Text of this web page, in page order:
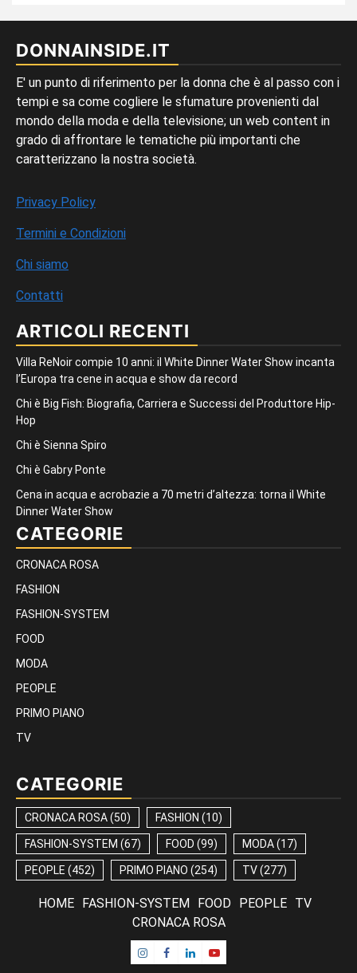
DONNAINSIDE.IT
E' un punto di riferimento per la donna che è al passo con i
tempi e sa come cogliere le sfumature provenienti dal
mondo della moda e della televisione; un web content in
grado di affrontare le tematiche più importanti che
caratterizzano la nostra società.
Privacy Policy
Termini e Condizioni
Chi siamo
Contatti
ARTICOLI RECENTI
Villa ReNoir compie 10 anni: il White Dinner Water Show incanta
l’Europa tra cene in acqua e show da record
Chi è Big Fish: Biografia, Carriera e Successi del Produttore Hip-
Hop
Chi è Sienna Spiro
Chi è Gabry Ponte
Cena in acqua e acrobazie a 70 metri d’altezza: torna il White
Dinner Water Show
CATEGORIE
CRONACA ROSA
FASHION
FASHION-SYSTEM
FOOD
MODA
PEOPLE
PRIMO PIANO
TV
CATEGORIE
CRONACA ROSA(50) FASHION (10)
FASHION-SYSTEM (67) FOOD (99) MODA(17)
PEOPLE (452) PRIMO PIANO (254) TV(277)
HOME FASHION-SYSTEM FOOD PEOPLE
TV
CRONACA ROSA
Instagram
Facebook
LinkedinYoutube